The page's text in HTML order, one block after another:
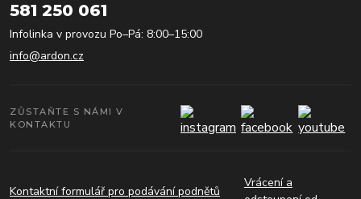
581 250 061
Infolinka v provozu Po–Pá: 8:00–15:00
info@ardon.cz
ZŮSTAŇTE S NÁMI V
KONTAKTU
Kontaktní formulář pro podávání podnětů
Vrácení a